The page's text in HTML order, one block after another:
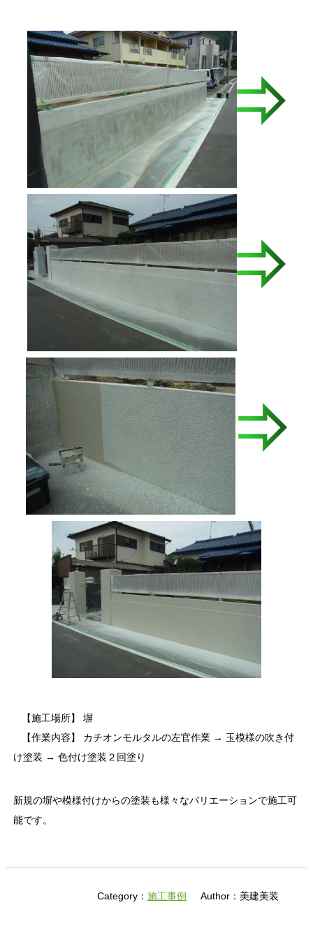
【施工場所】 塀
【作業内容】 カチオンモルタルの左官作業 → 玉模様の吹き付
け塗装 → 色付け塗装２回塗り
新規の塀や模様付けからの塗装も様々なバリエーションで施工可
能です。
Category：施工事例 Author：美建美装